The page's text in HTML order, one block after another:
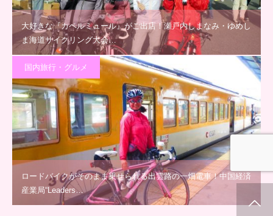
大好きな『カペルミュール』がご出店！瀬戸内しまなみ・ゆめし
ま海道サイクリング大会…
国内旅行・グルメ
ロードバイクがそのまま乗せられる出雲路の一畑電車！中国経済
産業局“Leaders…
ホーム 新着情報 シェア お問合せ